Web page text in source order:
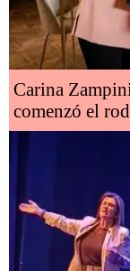
Carina
comenzó el